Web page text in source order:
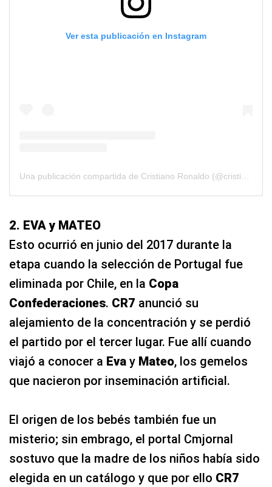
Ver esta publicación en Instagram
2. EVA y MATEO
Esto ocurrió en junio del 2017 durante la
etapa cuando la selección de Portugal fue
eliminada por Chile, en la Copa
Confederaciones. CR7 anunció su
alejamiento de la concentración y se perdió
el partido por el tercer lugar. Fue allí cuando
viajó a conocer a Eva y Mateo, los gemelos
que nacieron por inseminación artificial.
El origen de los bebés también fue un
misterio; sin embrago, el portal Cmjornal
sostuvo que la madre de los niños había sido
elegida en un catálogo y que por ello CR7